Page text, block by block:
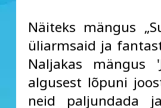
Näiteks mängus
üliarmsaid ja
Naljakas mängus
algusest lõpuni
neid paljundada